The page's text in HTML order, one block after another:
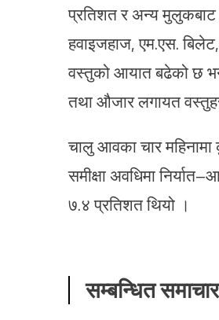
प्रतिशत र अन्य
हवाइजहाज, एम.एस.
वस्तुको आयात बढेको छ
तथा औजार लगायत
चालु आवका चार
समीक्षा अवधिमा
७.४ प्रतिशत थियो ।
सम्बन्धित समाचार